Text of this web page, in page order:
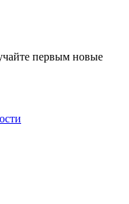
первым новые